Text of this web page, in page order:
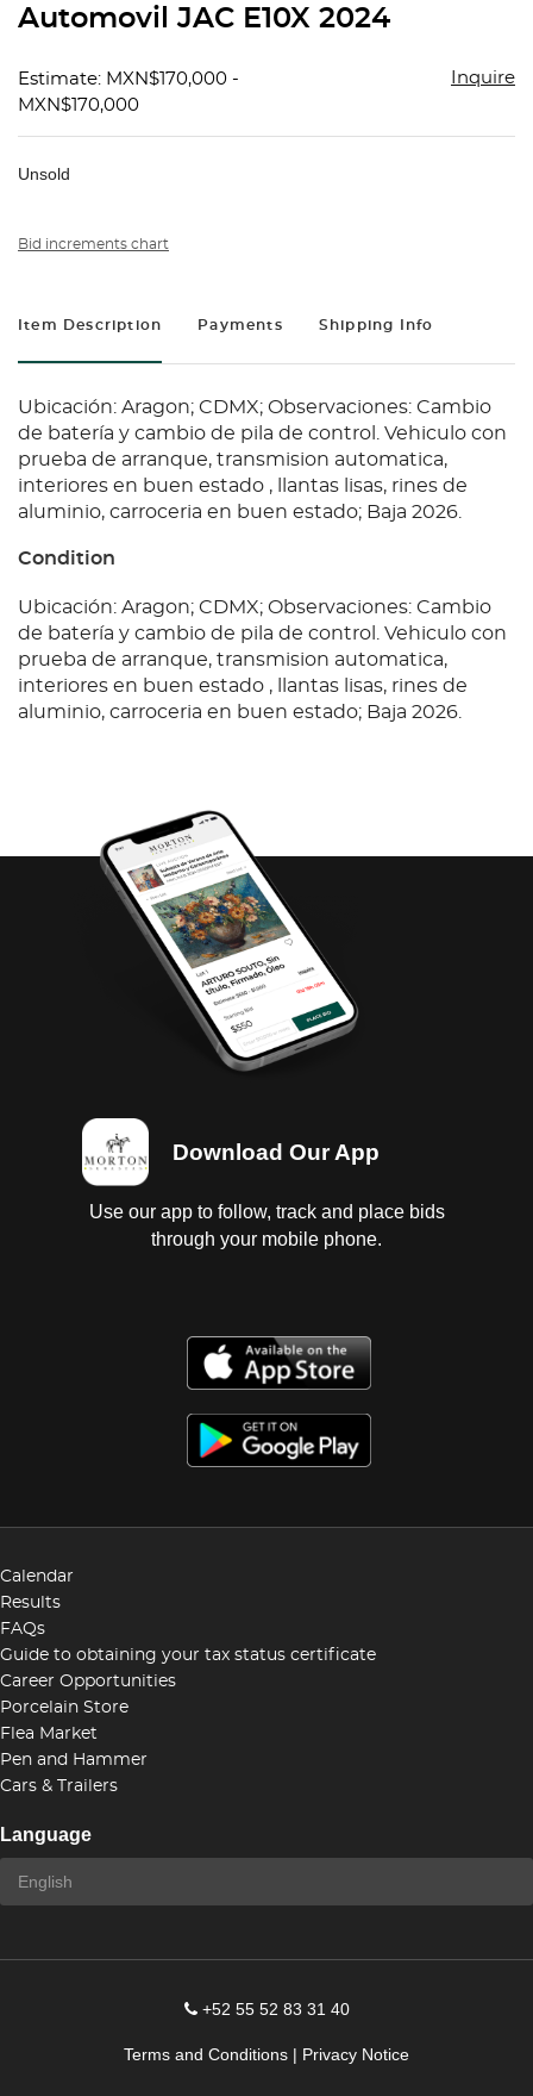
Automovil JAC E10X 2024
Estimate: MXN$170,000 -
MXN$170,000
Inquire
Unsold
Bid increments chart
Item Description Payments Shipping Info
Ubicación: Aragon; CDMX; Observaciones: Cambio
de batería y cambio de pila de control. Vehiculo con
prueba de arranque, transmision automatica,
interiores en buen estado , llantas lisas, rines de
aluminio, carroceria en buen estado; Baja 2026.
Condition
Ubicación: Aragon; CDMX; Observaciones: Cambio
de batería y cambio de pila de control. Vehiculo con
prueba de arranque, transmision automatica,
interiores en buen estado , llantas lisas, rines de
aluminio, carroceria en buen estado; Baja 2026.
Download Our App
Use our app to follow, track and place bids
through your mobile phone.
Calendar
Results
FAQs
Guide to obtaining your tax status certificate
Career Opportunities
Porcelain Store
Flea Market
Pen and Hammer
Cars & Trailers
Language
+52 55 52 83 31 40
Terms and Conditions | Privacy Notice